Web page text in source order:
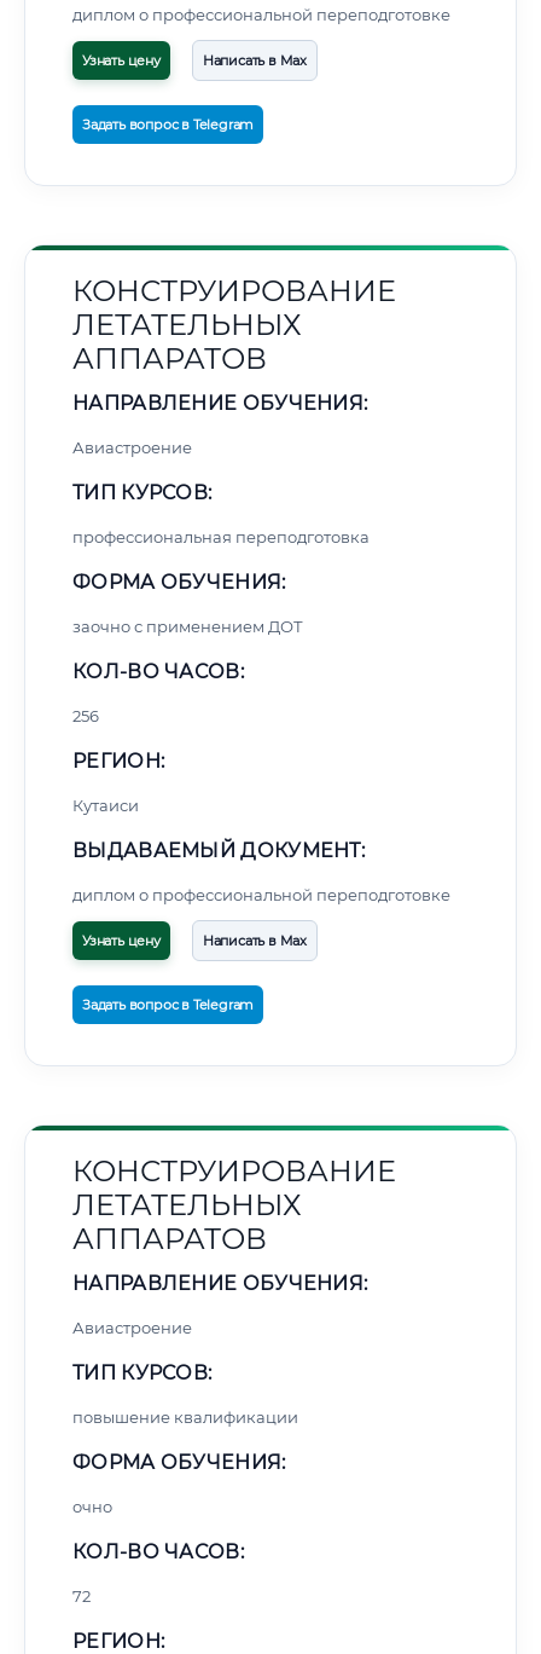
диплом о профессиональной переподготовке
Узнать цену Написать в Max
Задать вопрос в Telegram
КОНСТРУИРОВАНИЕ
ЛЕТАТЕЛЬНЫХ
АППАРАТОВ
НАПРАВЛЕНИЕ ОБУЧЕНИЯ:
Авиастроение
ТИП КУРСОВ:
профессиональная переподготовка
ФОРМА ОБУЧЕНИЯ:
заочно с применением ДОТ
КОЛ-ВО ЧАСОВ:
256
РЕГИОН:
Кутаиси
ВЫДАВАЕМЫЙ ДОКУМЕНТ:
диплом о профессиональной переподготовке
Узнать цену Написать в Max
Задать вопрос в Telegram
КОНСТРУИРОВАНИЕ
ЛЕТАТЕЛЬНЫХ
АППАРАТОВ
НАПРАВЛЕНИЕ ОБУЧЕНИЯ:
Авиастроение
ТИП КУРСОВ:
повышение квалификации
ФОРМА ОБУЧЕНИЯ:
очно
КОЛ-ВО ЧАСОВ:
72
РЕГИОН: